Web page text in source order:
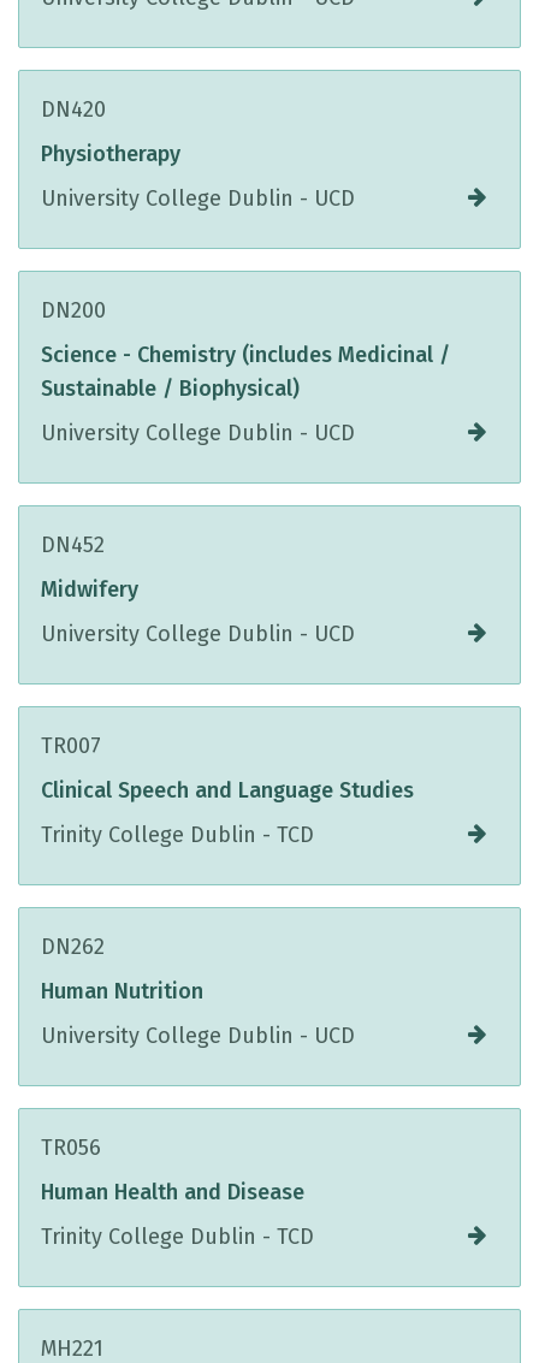
DN420
Physiotherapy
University College Dublin - UCD
DN200
Science - Chemistry (includes Medicinal /
Sustainable / Biophysical)
University College Dublin - UCD
DN452
Midwifery
University College Dublin - UCD
TR007
Clinical Speech and Language Studies
Trinity College Dublin - TCD
DN262
Human Nutrition
University College Dublin - UCD
TR056
Human Health and Disease
Trinity College Dublin - TCD
MH221